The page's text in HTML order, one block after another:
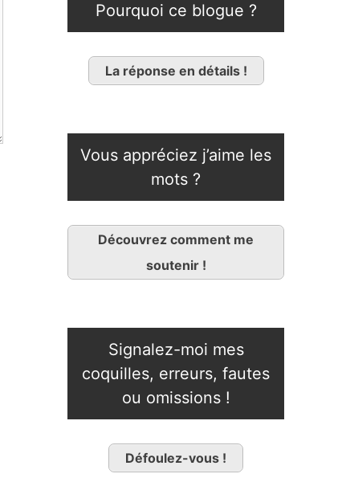
Pourquoi ce blogue ?
La réponse en détails !
Vous appréciez j’aime les
mots ?
Découvrez comment me
soutenir !
Signalez-moi mes
coquilles, erreurs, fautes
ou omissions !
Défoulez-vous !